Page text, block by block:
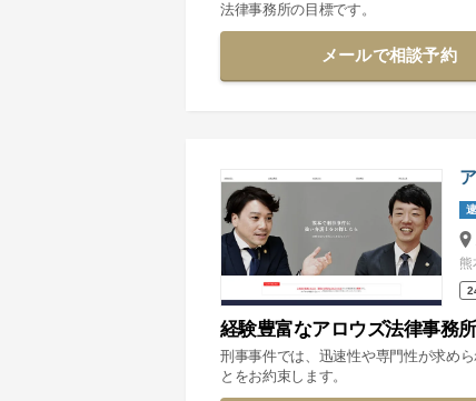
法律事務所の目標です。
メールで相談予約
経験豊富なアロウズ法律事務
刑事事件では、迅速性や専門性が求め
とをお約束します。